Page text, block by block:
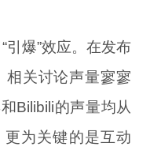
引爆”效应。在发布
相关讨论声量寥寥
Bilibili的声量均从
更为关键的是互动